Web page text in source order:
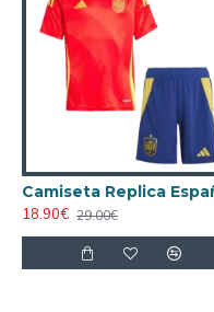
18.90€ 29.00€